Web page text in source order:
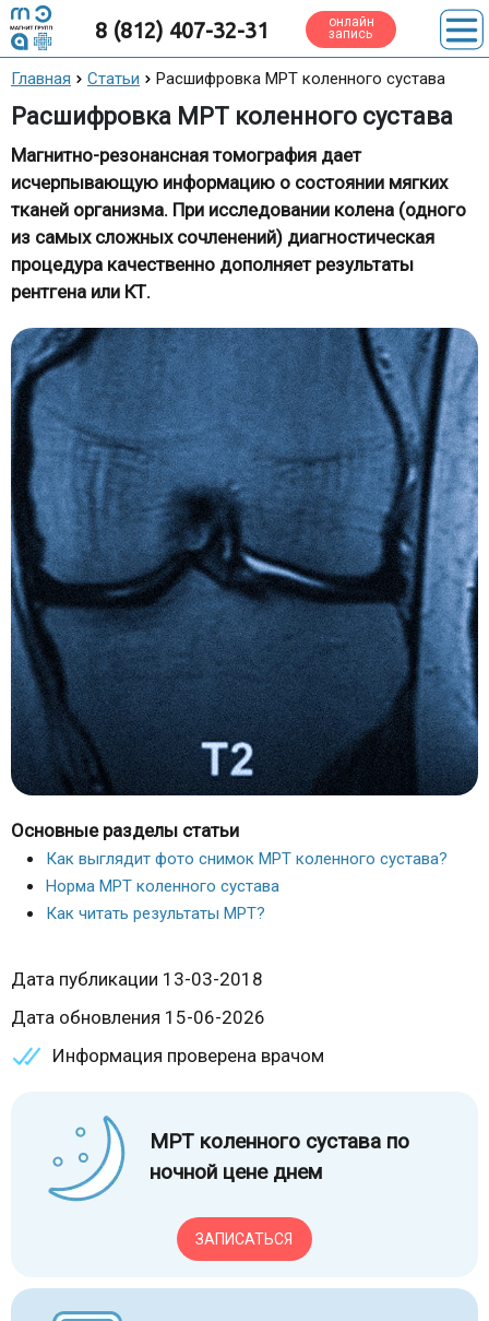
8 (812) 407-32-31 онлайн
запись
Главная Статьи Расшифровка МРТ коленного сустава
Расшифровка МРТ коленного сустава
Магнитно-резонансная томография дает
исчерпывающую информацию о состоянии мягких
тканей организма. При исследовании колена (одного
из самых сложных сочленений) диагностическая
процедура качественно дополняет результаты
рентгена или КТ.
Основные разделы статьи
Как выглядит фото снимок МРТ коленного сустава?
Норма МРТ коленного сустава
Как читать результаты МРТ?
Дата публикации 13-03-2018
Дата обновления 15-06-2026
Информация проверена врачом
МРТ коленного сустава по
ночной цене днем
ЗАПИСАТЬСЯ